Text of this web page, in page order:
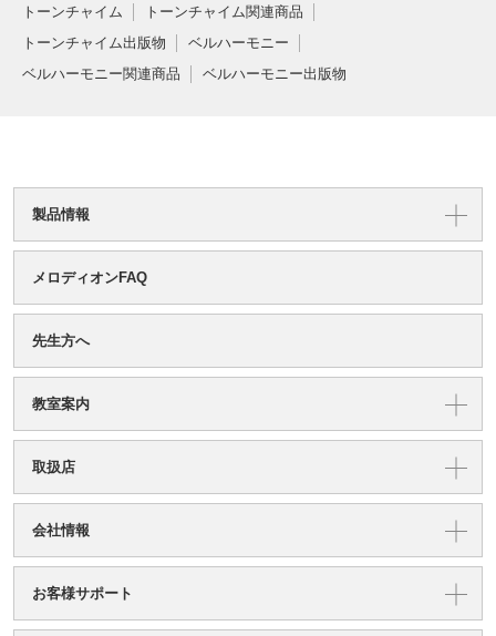
トーンチャイム
トーンチャイム関連商品
トーンチャイム出版物
ベルハーモニー
ベルハーモニー関連商品
ベルハーモニー出版物
製品情報
メロディオンFAQ
先生方へ
教室案内
取扱店
会社情報
お客様サポート